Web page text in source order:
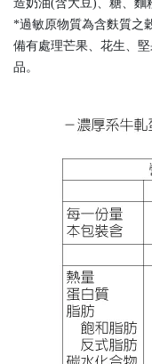
造奶油(含大豆)、糖、麵
*過敏原物質為含麩質之
備有處理芒果、花生、
品。